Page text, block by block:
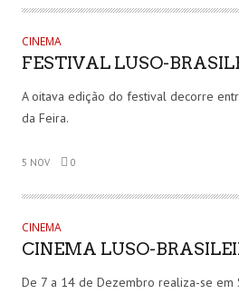
CINEMA
FESTIVAL LUSO-
A oitava edição do festival decorre
da Feira.
5 NOV 0
CINEMA
CINEMA LUSO-
De 7 a 14 de Dezembro realiza-se em